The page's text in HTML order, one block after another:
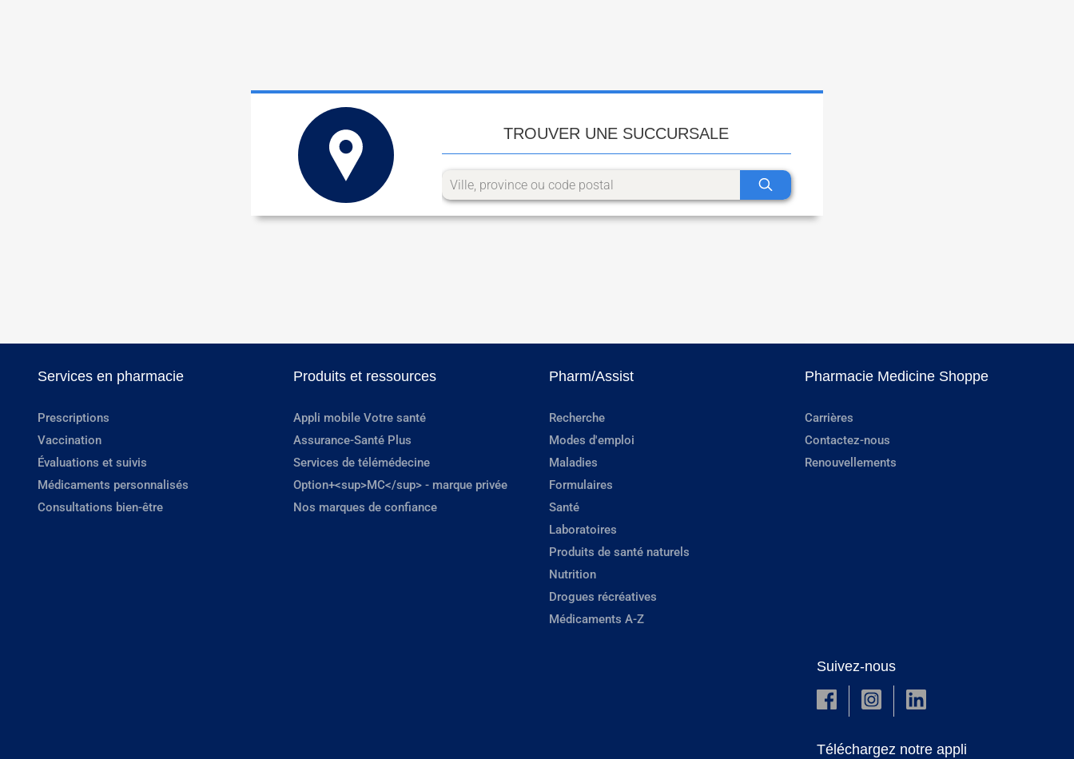
TROUVER UNE SUCCURSALE
Services en pharmacie
Prescriptions
Vaccination
Évaluations et suivis
Médicaments personnalisés
Consultations bien-être
Produits et ressources
Appli mobile Votre santé
Assurance-Santé Plus
Services de télémédecine
Option+<sup>MC</sup> - marque privée
Nos marques de confiance
Pharm/Assist
Recherche
Modes d'emploi
Maladies
Formulaires
Santé
Laboratoires
Produits de santé naturels
Nutrition
Drogues récréatives
Médicaments A-Z
Pharmacie Medicine Shoppe
Carrières
Contactez-nous
Renouvellements
Suivez-nous
Téléchargez notre appli